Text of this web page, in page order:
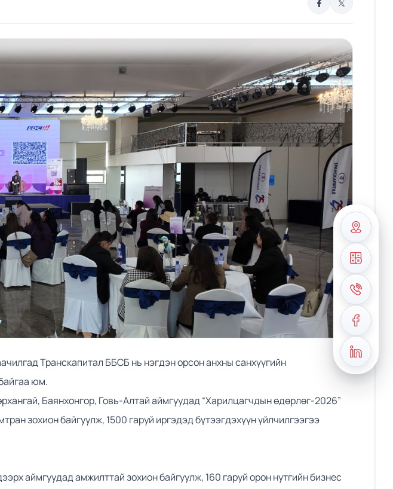
Транскапитал ББСБ нь нэгдэн орсон анхны санхүүгийн
юм.
Баянхонгор, Говь-Алтай аймгуудад “Харилцагчдын өдөрлөг-2026”
зохион байгуулж, 1500 гаруй иргэдэд бүтээгдэхүүн үйлчилгээгээ
аймгуудад амжилттай зохион байгуулж, 160 гаруй орон нутгийн бизнес